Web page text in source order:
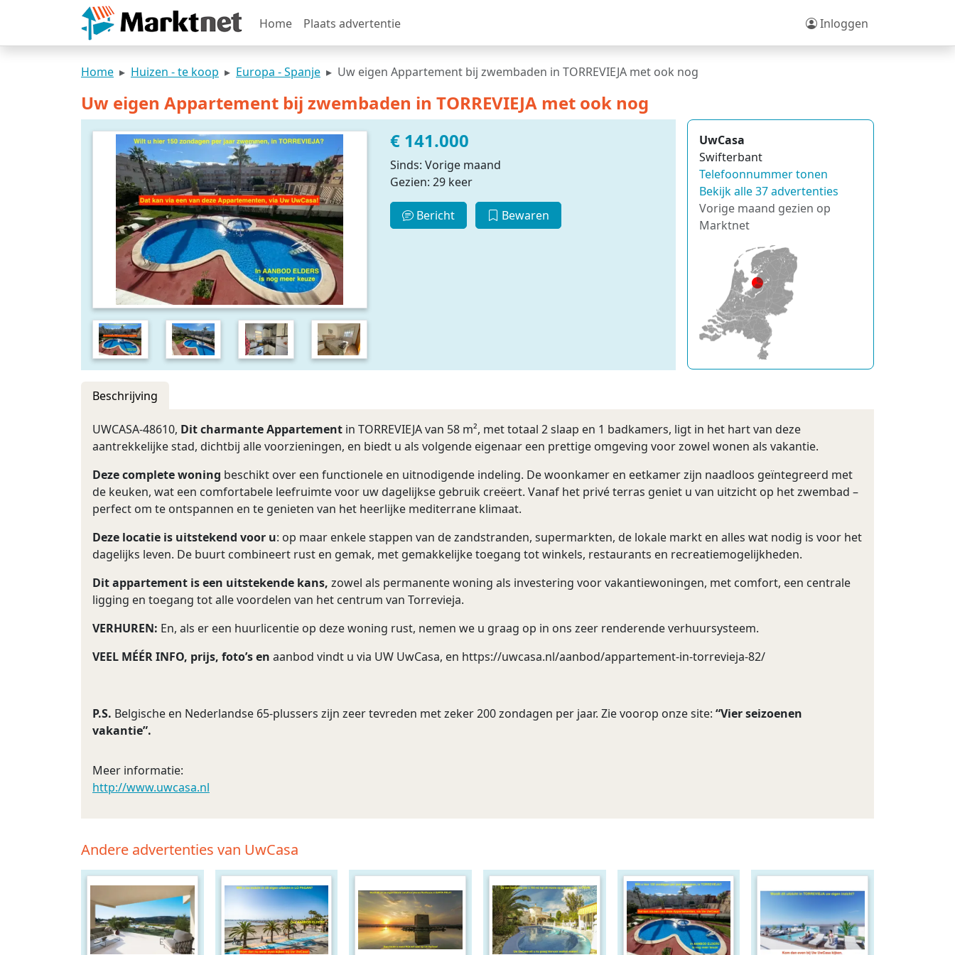
Home Plaats advertentie Inloggen
Home Huizen - te koop Europa - Spanje Uw eigen Appartement bij zwembaden in TORREVIEJA met ook nog
Uw eigen Appartement bij zwembaden in TORREVIEJA met ook nog
€ 141.000
Sinds: Vorige maand
Gezien: 29 keer
Bericht Bewaren
UwCasa
Swifterbant
Telefoonnummer tonen
Bekijk alle 37 advertenties
Vorige maand gezien op
Marktnet
Beschrijving
UWCASA-48610, Dit charmante Appartement in TORREVIEJA van 58 m², met totaal 2 slaap en 1 badkamers, ligt in het hart van deze
aantrekkelijke stad, dichtbij alle voorzieningen, en biedt u als volgende eigenaar een prettige omgeving voor zowel wonen als vakantie.
Deze complete woning beschikt over een functionele en uitnodigende indeling. De woonkamer en eetkamer zijn naadloos geïntegreerd met
de keuken, wat een comfortabele leefruimte voor uw dagelijkse gebruik creëert. Vanaf het privé terras geniet u van uitzicht op het zwembad –
perfect om te ontspannen en te genieten van het heerlijke mediterrane klimaat.
Deze locatie is uitstekend voor u: op maar enkele stappen van de zandstranden, supermarkten, de lokale markt en alles wat nodig is voor het
dagelijks leven. De buurt combineert rust en gemak, met gemakkelijke toegang tot winkels, restaurants en recreatiemogelijkheden.
Dit appartement is een uitstekende kans, zowel als permanente woning als investering voor vakantiewoningen, met comfort, een centrale
ligging en toegang tot alle voordelen van het centrum van Torrevieja.
VERHUREN: En, als er een huurlicentie op deze woning rust, nemen we u graag op in ons zeer renderende verhuursysteem.
VEEL MÉÉR INFO, prijs, foto’s en aanbod vindt u via UW UwCasa, en https://uwcasa.nl/aanbod/appartement-in-torrevieja-82/
P.S. Belgische en Nederlandse 65-plussers zijn zeer tevreden met zeker 200 zondagen per jaar. Zie voorop onze site: “Vier seizoenen
vakantie”.
Meer informatie:
http://www.uwcasa.nl
Andere advertenties van UwCasa